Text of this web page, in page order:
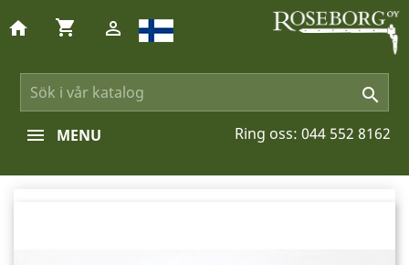

home shopping_cart 
Ring oss: 044 552 8162
MENU